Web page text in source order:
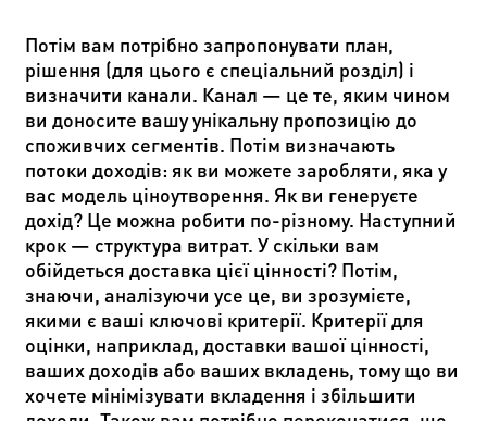
Потім вам потрібно запропонувати план,
рішення (для цього є спеціальний розділ) і
визначити канали. Канал — це те, яким чином
ви доносите вашу унікальну пропозицію до
споживчих сегментів. Потім визначають
потоки доходів: як ви можете заробляти, яка у
вас модель ціноутворення. Як ви генеруєте
дохід? Це можна робити по-різному. Наступний
крок — структура витрат. У скільки вам
обійдеться доставка цієї цінності? Потім,
знаючи, аналізуючи усе це, ви зрозумієте,
якими є ваші ключові критерії. Критерії для
оцінки, наприклад, доставки вашої цінності,
ваших доходів або ваших вкладень, тому що ви
хочете мінімізувати вкладення і збільшити